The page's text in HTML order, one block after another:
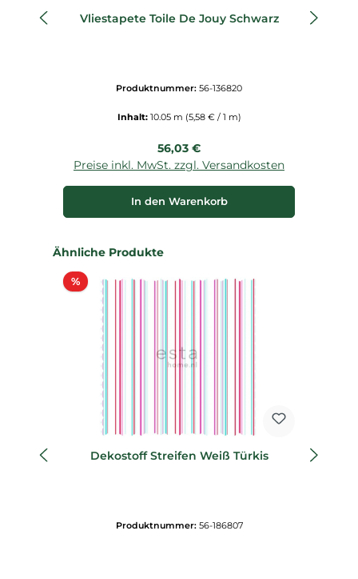
Vliestapete Toile De Jouy Schwarz
Produktnummer: 56-136820
Inhalt: 10.05 m (5,58 € / 1 m)
Regulärer Preis:
56,03 €
Preise inkl. MwSt. zzgl. Versandkosten
In den Warenkorb
Produktgalerie überspringen
Ähnliche Produkte
%Rabatt
Dekostoff Streifen Weiß Türkis
Produktnummer: 56-186807